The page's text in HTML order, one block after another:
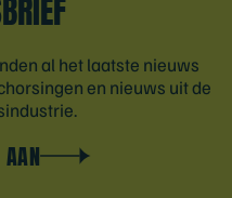
al het laatste nieuws
en nieuws uit de